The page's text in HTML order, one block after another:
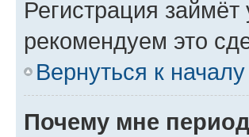
Регистрация
рекомендуем это
Вернуться к началу
Почему мне